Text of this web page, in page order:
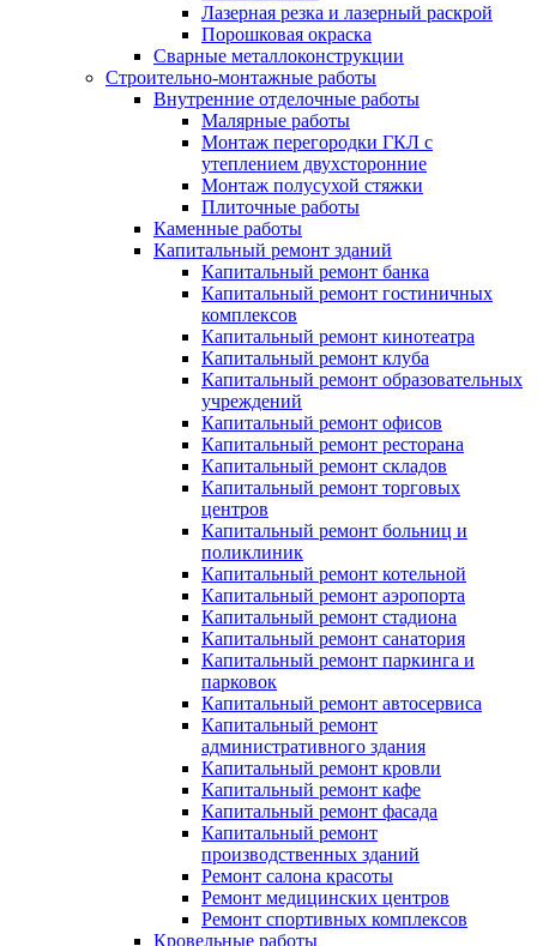
Лазерная резка и лазерный раскрой
Порошковая окраска
Сварные металлоконструкции
Строительно-монтажные работы
Внутренние отделочные работы
Малярные работы
Монтаж перегородки ГКЛ с
утеплением двухсторонние
Монтаж полусухой стяжки
Плиточные работы
Каменные работы
Капитальный ремонт зданий
Капитальный ремонт банка
Капитальный ремонт гостиничных
комплексов
Капитальный ремонт кинотеатра
Капитальный ремонт клуба
Капитальный ремонт образовательных
учреждений
Капитальный ремонт офисов
Капитальный ремонт ресторана
Капитальный ремонт складов
Капитальный ремонт торговых
центров
Капитальный ремонт больниц и
поликлиник
Капитальный ремонт котельной
Капитальный ремонт аэропорта
Капитальный ремонт стадиона
Капитальный ремонт санатория
Капитальный ремонт паркинга и
парковок
Капитальный ремонт автосервиса
Капитальный ремонт
административного здания
Капитальный ремонт кровли
Капитальный ремонт кафе
Капитальный ремонт фасада
Капитальный ремонт
производственных зданий
Ремонт салона красоты
Ремонт медицинских центров
Ремонт спортивных комплексов
Кровельные работы